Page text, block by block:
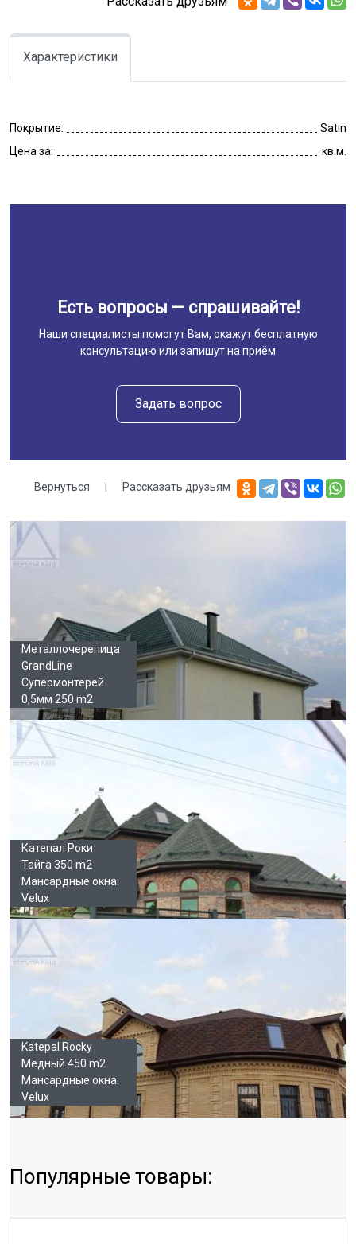
Характеристики
Покрытие:
Satin
Цена за:
кв.м.
Есть вопросы — спрашивайте!
Наши специалисты помогут Вам, окажут бесплатную
консультацию или запишут на приём
Задать вопрос
Вернуться | Рассказать друзьям
Галерея
Металлочерепица
GrandLine
Супермонтерей
0,5мм 250 m2
Катепал Роки
Тайга 350 m2
Мансардные окна:
Velux
Katepal Rocky
Медный 450 m2
Мансардные окна:
Velux
Популярные товары: